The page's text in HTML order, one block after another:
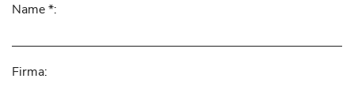
Name *:
Firma: